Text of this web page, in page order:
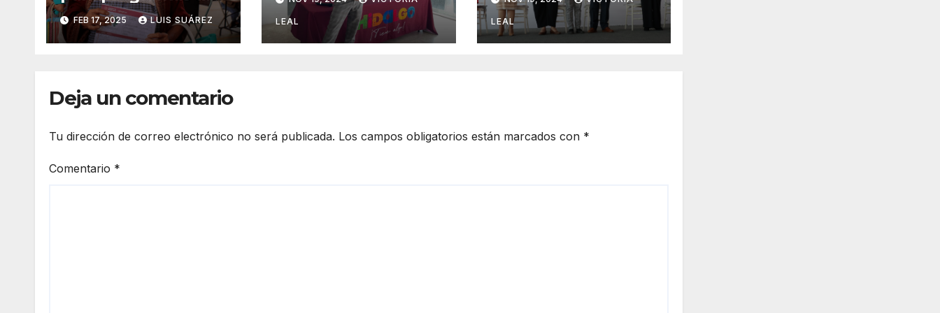
Bienestar
FEB 17, 2025 LUIS SUÁREZ
internacional de la
salsa
LEAL
para Mujeres de
Hidalgo
LEAL
Deja un comentario
Tu dirección de correo electrónico no será publicada. Los campos obligatorios están marcados con *
Comentario *